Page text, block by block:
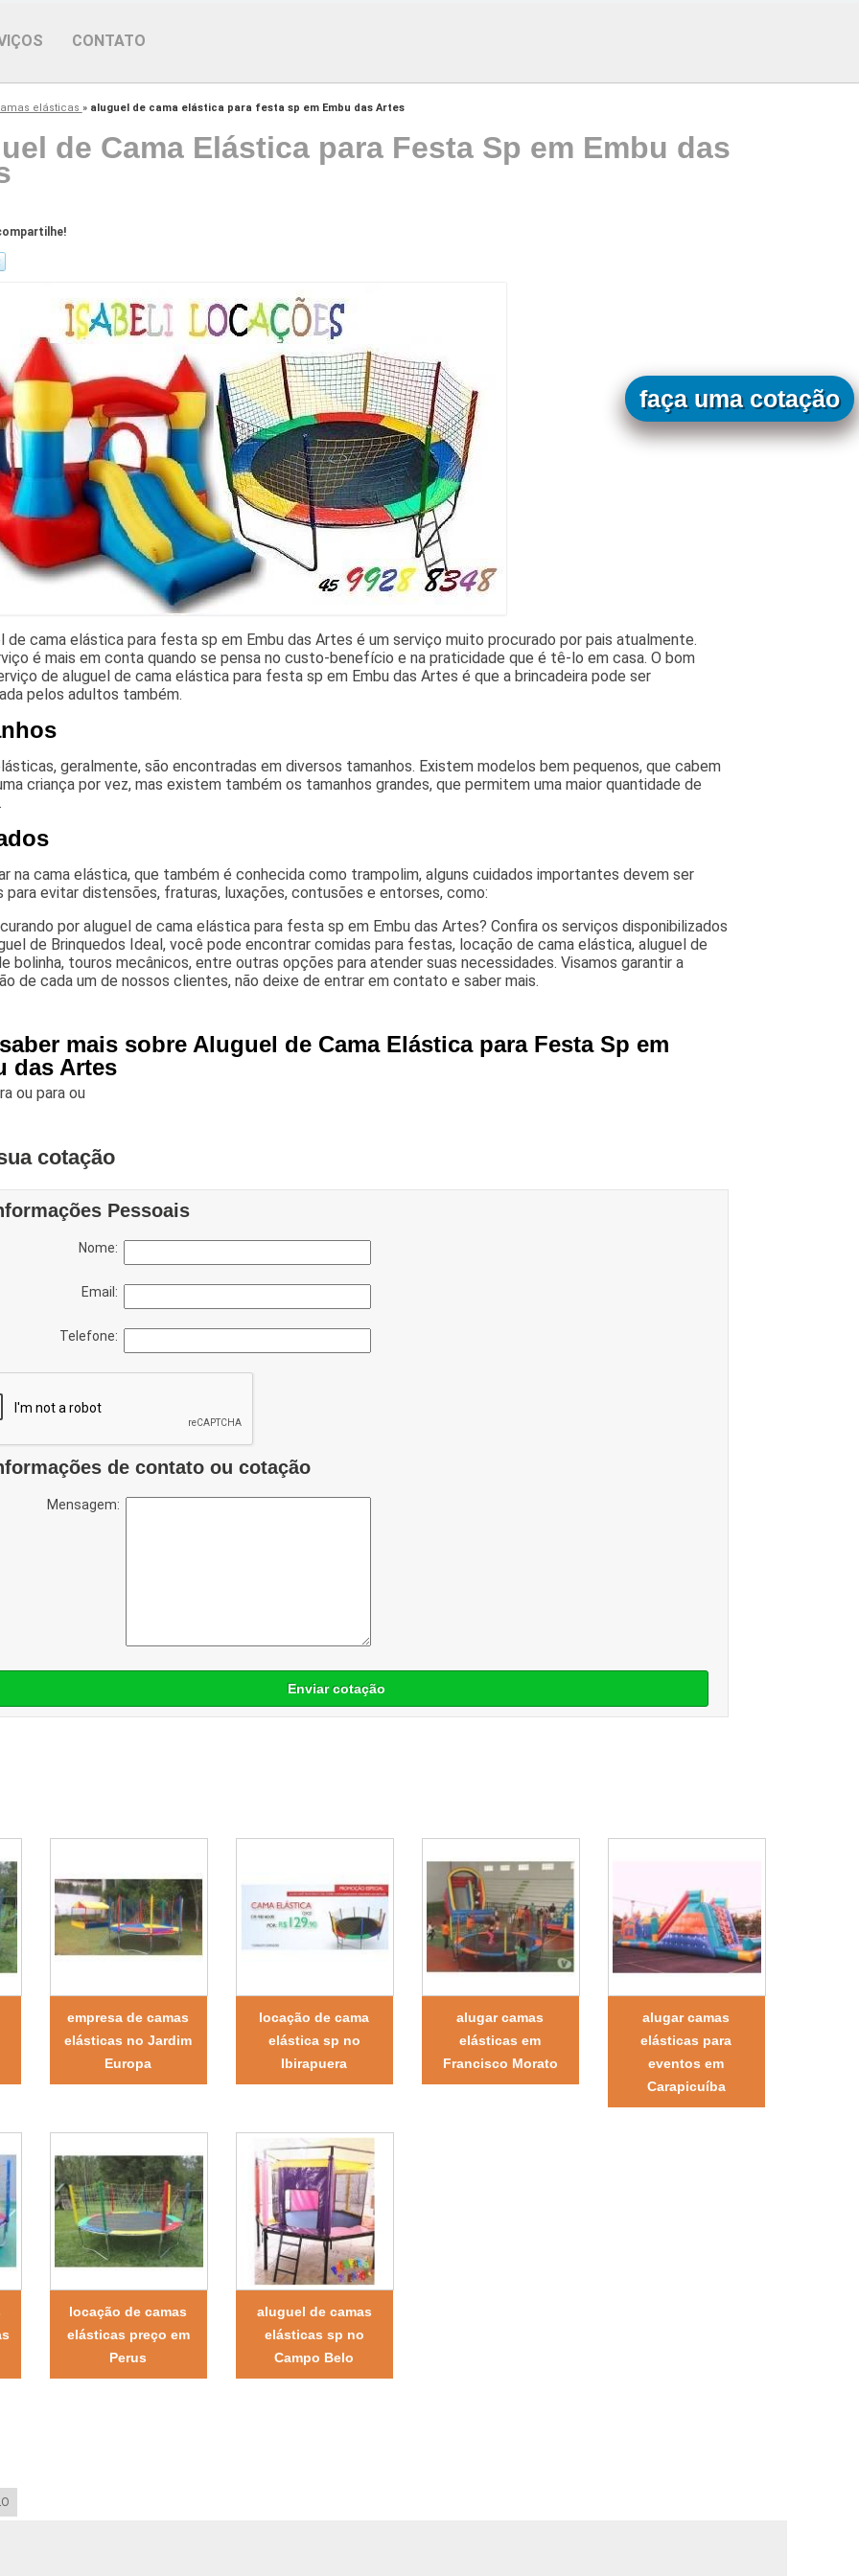
CONTATO
elásticas » aluguel de cama elástica para festa sp em Embu das Artes
de Cama Elástica para Festa Sp em Embu das
de cama elástica para festa sp em Embu das Artes é um serviço muito procurado por pais atualmente.
é mais em conta quando se pensa no custo-benefício e na praticidade que é tê-lo em casa. O bom
de aluguel de cama elástica para festa sp em Embu das Artes é que a brincadeira pode ser
pelos adultos também.
geralmente, são encontradas em diversos tamanhos. Existem modelos bem pequenos, que cabem
criança por vez, mas existem também os tamanhos grandes, que permitem uma maior quantidade de
na cama elástica, que também é conhecida como trampolim, alguns cuidados importantes devem ser
para evitar distensões, fraturas, luxações, contusões e entorses, como:
por aluguel de cama elástica para festa sp em Embu das Artes? Confira os serviços disponibilizados
de Brinquedos Ideal, você pode encontrar comidas para festas, locação de cama elástica, aluguel de
bolinha, touros mecânicos, entre outras opções para atender suas necessidades. Visamos garantir a
de cada um de nossos clientes, não deixe de entrar em contato e saber mais.
mais sobre Aluguel de Cama Elástica para Festa Sp em
das Artes
ou paraou
faça uma cotação
cotação
Pessoais
Nome:
Email:
Telefone:
de contato ou cotação
Mensagem:
Enviar cotação
empresa de camas
elásticas no Jardim
Europa
locação de cama
elástica sp no
Ibirapuera
alugar camas
elásticas em
Francisco Morato
alugar camas
elásticas para
eventos em
Carapicuíba
locação de camas
elásticas preço em
Perus
aluguel de camas
elásticas sp no
Campo Belo